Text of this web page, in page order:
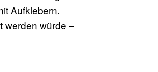
werden würde –